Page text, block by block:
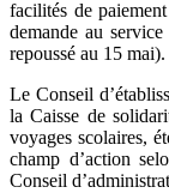
facilités de
demande au
repoussé au 15 mai).
Le Conseil
la Caisse de
voyages scolaires,
champ d’action
Conseil